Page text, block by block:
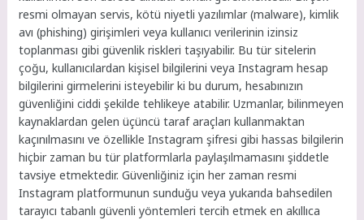
resmi olmayan servis, kötü niyetli yazılımlar (malware), kimlik
avı (phishing) girişimleri veya kullanıcı verilerinin izinsiz
toplanması gibi güvenlik riskleri taşıyabilir. Bu tür sitelerin
çoğu, kullanıcılardan kişisel bilgilerini veya Instagram hesap
bilgilerini girmelerini isteyebilir ki bu durum, hesabınızın
güvenliğini ciddi şekilde tehlikeye atabilir. Uzmanlar, bilinmeyen
kaynaklardan gelen üçüncü taraf araçları kullanmaktan
kaçınılmasını ve özellikle Instagram şifresi gibi hassas bilgilerin
hiçbir zaman bu tür platformlarla paylaşılmamasını şiddetle
tavsiye etmektedir. Güvenliğiniz için her zaman resmi
Instagram platformunun sunduğu veya yukarıda bahsedilen
tarayıcı tabanlı güvenli yöntemleri tercih etmek en akıllıca